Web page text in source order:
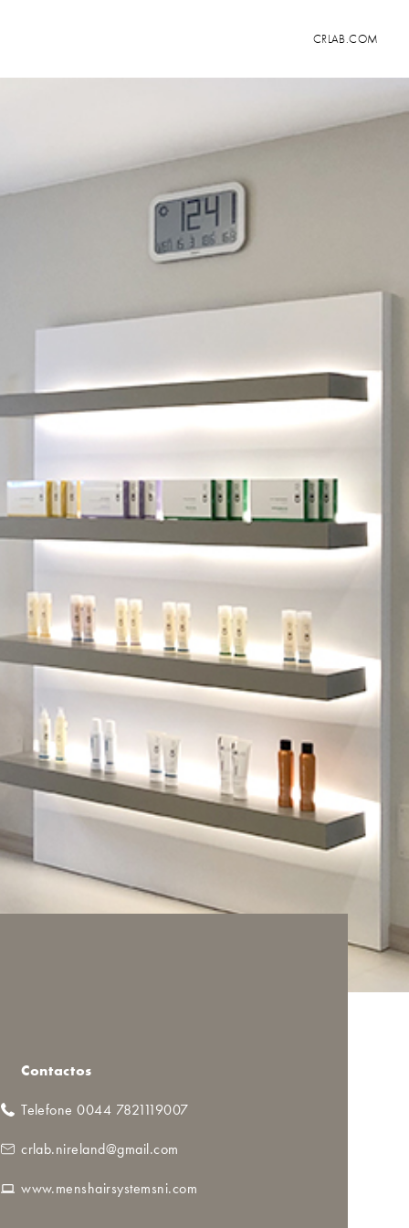
CRLAB.COM
Contactos
Telefone 0044 7821119007
crlab.nireland@gmail.com
www.menshairsystemsni.com